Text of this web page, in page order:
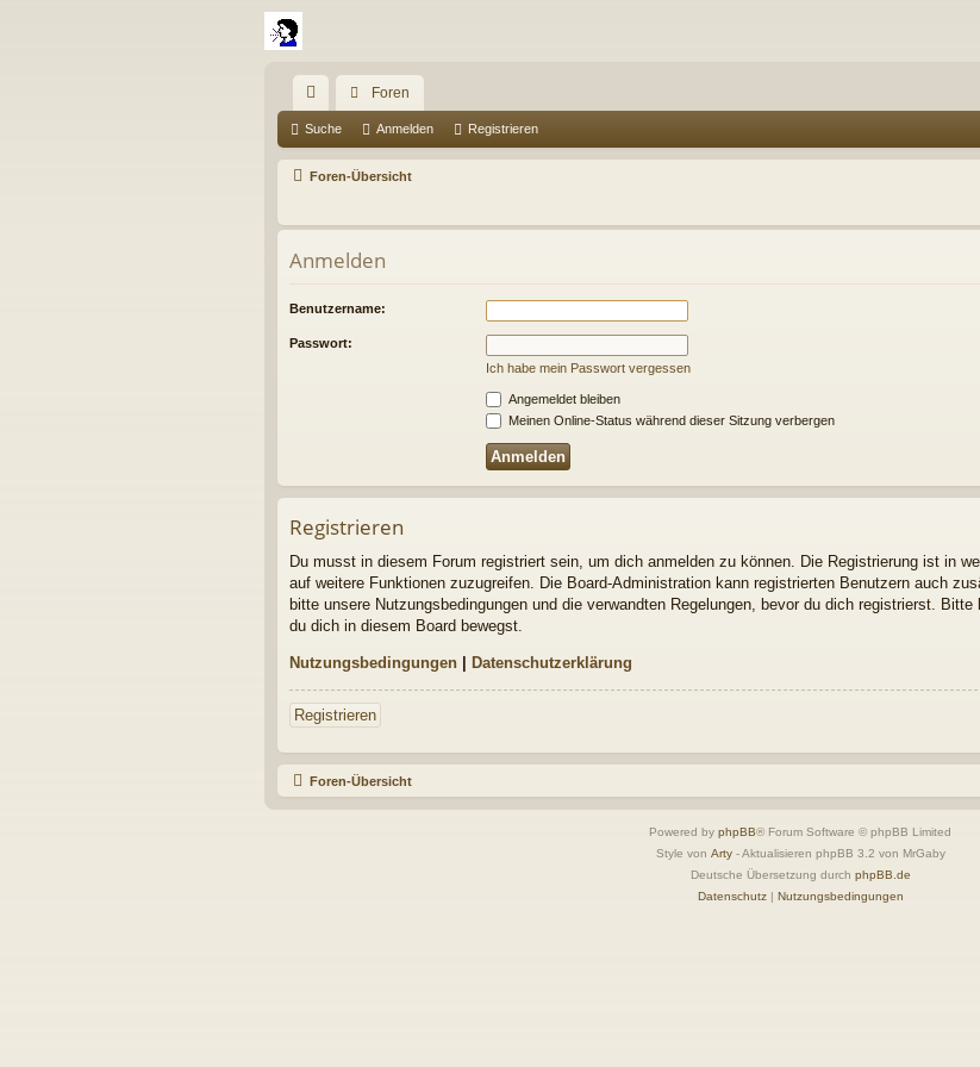
ch
ne
riff
Foren
Suche Anmelden Registrieren
Foren-Übersicht
Anmelden
Benutzername:
Passwort:
Ich habe mein Passwort vergessen
Angemeldet bleiben
Meinen Online-Status während dieser Sitzung verbergen
Registrieren
Du musst in diesem Forum registriert sein, um dich anmelden zu können. Die Registrierung ist in
auf weitere Funktionen zuzugreifen. Die Board-Administration kann registrierten Benutzern auch
bitte unsere Nutzungsbedingungen und die verwandten Regelungen, bevor du dich registrierst.
du dich in diesem Board bewegst.
Nutzungsbedingungen | Datenschutzerklärung
Registrieren
Foren-Übersicht
Powered by phpBB® Forum Software © phpBB Limited
Style von Arty- Aktualisieren phpBB 3.2 von MrGaby
Deutsche Übersetzung durch phpBB.de
Datenschutz| Nutzungsbedingungen